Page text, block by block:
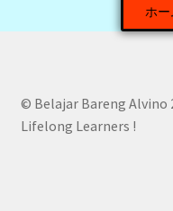
ホ
© Belajar Bareng Alvino
Lifelong Learners !